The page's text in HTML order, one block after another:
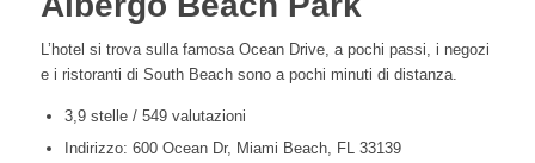
L’hotel si trova sulla famosa Ocean Drive, a pochi passi, i negozi
e i ristoranti di South Beach sono a pochi minuti di distanza.
3,9 stelle / 549 valutazioni
Indirizzo: 600 Ocean Dr, Miami Beach, FL 33139